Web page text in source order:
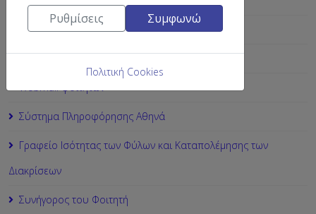
Εudoxus
Ακαδημαϊκή Ταυτότητα
Webmail φοιτητών
Σύστημα Πληροφόρησης Αθηνά
Γραφείο Ισότητας των Φύλων και Καταπολέμησης των
Διακρίσεων
Συνήγορος του Φοιτητή
Ρυθμίσεις Συμφωνώ
Πολιτική Cookies